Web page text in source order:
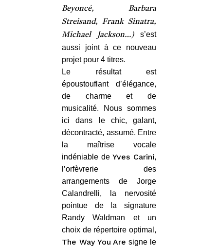
Beyoncé, Barbara
Streisand, Frank Sinatra,
Michael Jackson…)s’est
aussi joint à ce nouveau
projet pour 4 titres.
Le résultat est
époustouflant d’élégance,
de charme et de
musicalité. Nous sommes
ici dans le chic, galant,
décontracté, assumé. Entre
la maîtrise vocale
indéniable deYves Carini,
l’orfèvrerie des
arrangements de Jorge
Calandrelli, la nervosité
pointue de la signature
Randy Waldman et un
choix de répertoire optimal,
The Way You Are signe le